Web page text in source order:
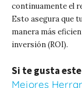
continuamente el
Esto asegura que
manera más
inversión (ROI).
Si te gusta
Mejores